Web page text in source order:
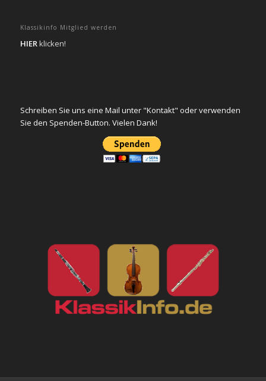
Klassikinfo Mitglied werden
HIERklicken!
Schreiben Sie uns eine Mail unter "Kontakt" oder verwenden
Sie den Spenden-Button. Vielen Dank!